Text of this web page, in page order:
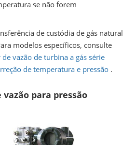
se não forem
de custódia de gás natural
modelos específicos, consulte
vazão de turbina a gás série
de temperatura e pressão.
vazão para pressão